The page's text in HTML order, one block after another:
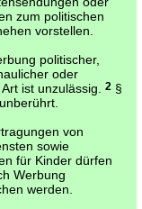
zum politischen
vorstellen.
politischer,
oder
ist unzulässig.
2§
von
sowie
für Kinder dürfen
Werbung
werden.